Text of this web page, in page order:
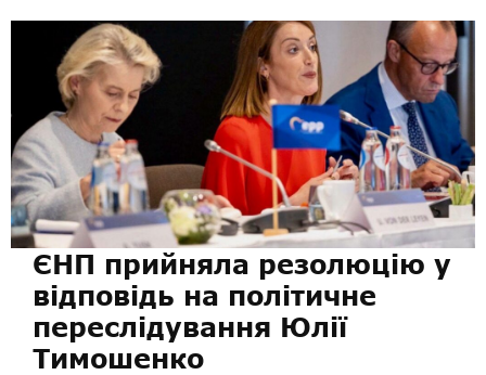
ЄНП прийняла резолюцію у
відповідь на політичне
переслідування Юлії
Тимошенко